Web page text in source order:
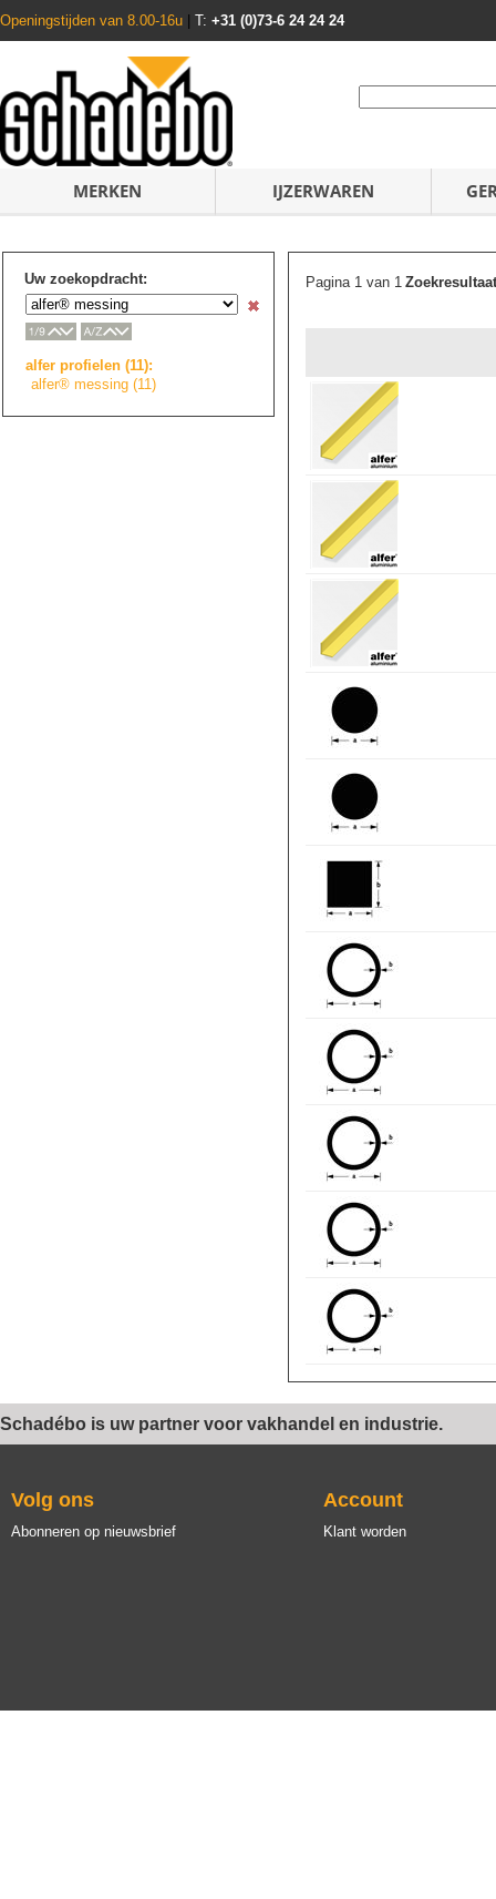
Openingstijden van 8.00-16u T: +31 (0)73-6 24 24 24
MERKEN IJZERWAREN
Uw zoekopdracht:
alfer profielen (11):
alfer® messing (11)
Pagina 1 van 1Zoekresultaat
Schadébo is uw partner voor vakhandel en industrie.
Volg ons
Abonneren op nieuwsbrief
Account
Klant worden